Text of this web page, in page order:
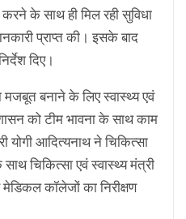
के साथ ही मिल रही सुविधा
प्राप्त की। इसके बाद
दिए।
बनाने के लिए स्वास्थ्य एवं
को टीम भावना के साथ काम
योगी आदित्यनाथ ने चिकित्सा
चिकित्सा एवं स्वास्थ्य मंत्री
कॉलेजों का निरीक्षण